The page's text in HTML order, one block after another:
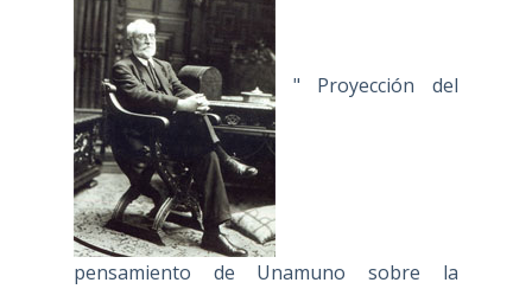
" Proyección del
pensamiento de Unamuno sobre la